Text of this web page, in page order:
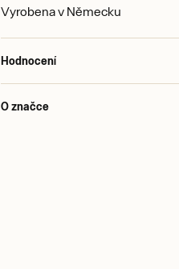
Vyrobena v Německu
Hodnocení
O značce